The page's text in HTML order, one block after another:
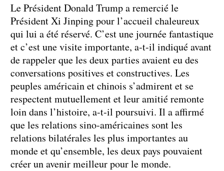
Le Président Donald Trump a remercié le
Président Xi Jinping pour l’accueil chaleureux
qui lui a été réservé. C’est une journée fantastique
et c’est une visite importante, a-t-il indiqué avant
de rappeler que les deux parties avaient eu des
conversations positives et constructives. Les
peuples américain et chinois s’admirent et se
respectent mutuellement et leur amitié remonte
loin dans l’histoire, a-t-il poursuivi. Il a affirmé
que les relations sino-américaines sont les
relations bilatérales les plus importantes au
monde et qu’ensemble, les deux pays pouvaient
créer un avenir meilleur pour le monde.